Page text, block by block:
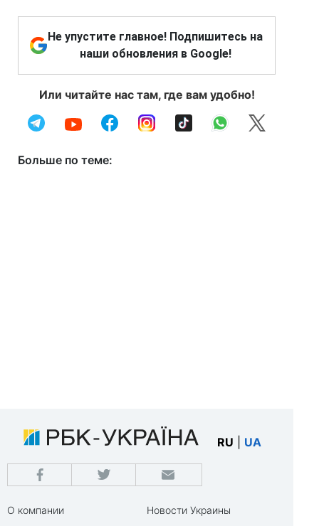
Не упустите главное! Подпишитесь на
наши обновления в Google!
Или читайте нас там, где вам удобно!
Больше по теме:
RU UA
О компании
Новости Украины